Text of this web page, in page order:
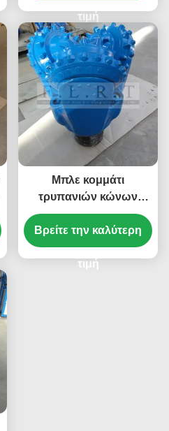
HDD API-7-1 πρότυπα
τιμή
Μπλε κομμάτι
τρυπανιών κώνων
κυλίνδρων 13 5/8»
FSA517G, κομμάτι
τρυπανιών TCI για τα
φρεάτια νερού
Βρείτε την καλύτερη
τιμή